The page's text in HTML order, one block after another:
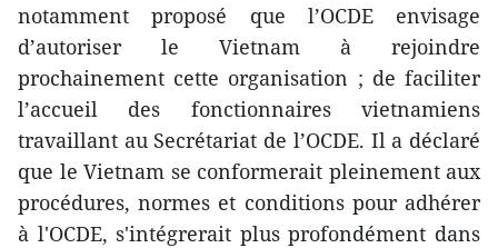
notamment proposé que l’OCDE envisage
d’autoriser le Vietnam à rejoindre
prochainement cette organisation ; de faciliter
l’accueil des fonctionnaires vietnamiens
travaillant au Secrétariat de l’OCDE. Il a déclaré
que le Vietnam se conformerait pleinement aux
procédures, normes et conditions pour adhérer
à l'OCDE, s'intégrerait plus profondément dans